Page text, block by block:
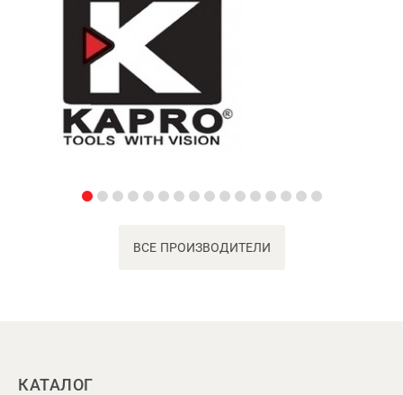
ВСЕ ПРОИЗВОДИТЕЛИ
КАТАЛОГ